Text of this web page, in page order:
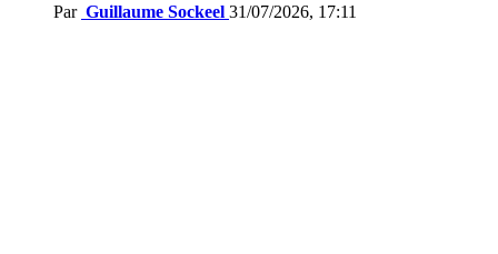
Par Guillaume Sockeel 31/07/2026, 17:11